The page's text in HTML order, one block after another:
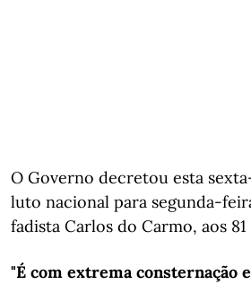
O Governo decretou esta
luto nacional para segunda-
fadista Carlos do Carmo, aos 81
"É com extrema consternação